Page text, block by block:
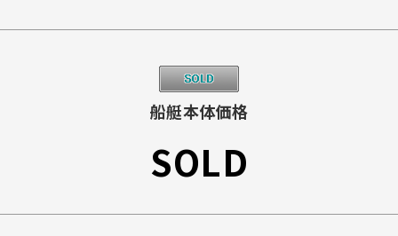
船艇本体価格
SOLD